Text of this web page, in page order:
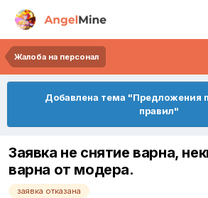
Жалоба на персонал
Добавлена тема "Предложения
правил"
Заявка не снятие варна,
варна от модера.
заявка отказана